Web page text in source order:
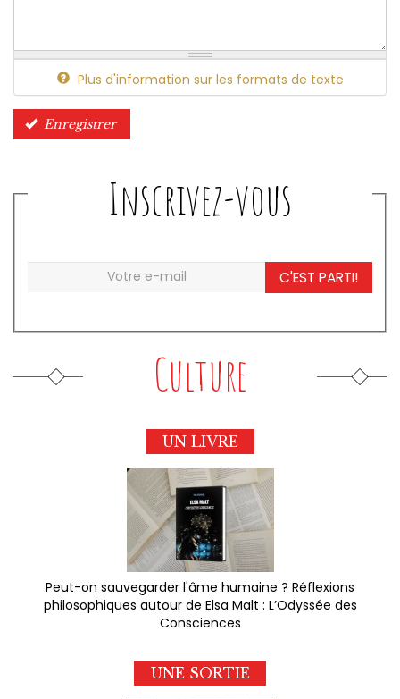
Plus d'information sur les formats de texte
Enregistrer
Inscrivez-vous
C'EST PARTI!
Culture
UN LIVRE
Peut-on sauvegarder l'âme humaine ? Réflexions
philosophiques autour de Elsa Malt : L’Odyssée des
Consciences
UNE SORTIE